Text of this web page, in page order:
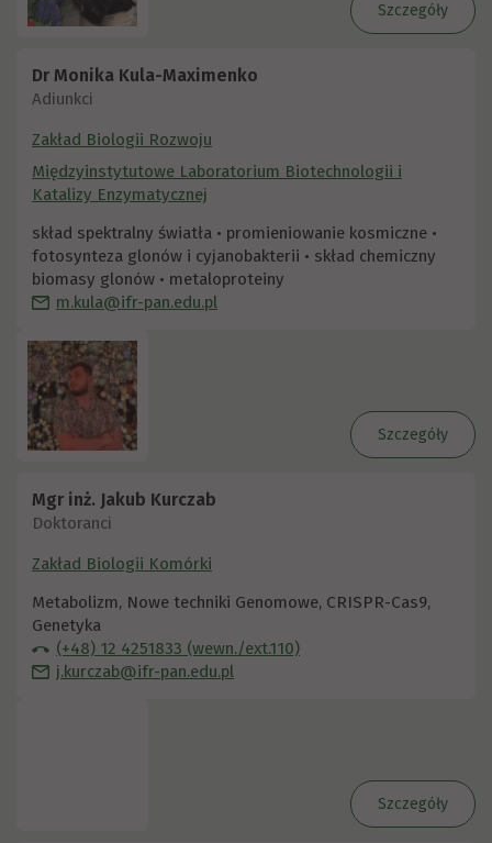
Dr Monika Kula-Maximenko
Adiunkci
Zakład Biologii Rozwoju
Międzyinstytutowe Laboratorium Biotechnologii i
Katalizy Enzymatycznej
skład spektralny światła • promieniowanie kosmiczne •
fotosynteza glonów i cyjanobakterii • skład chemiczny
biomasy glonów • metaloproteiny
Szczegóły
m.kula@ifr-pan.edu.pl
Mgr inż. Jakub Kurczab
Doktoranci
Zakład Biologii Komórki
Metabolizm, Nowe techniki Genomowe, CRISPR-Cas9,
Genetyka
Szczegóły
(+48) 12 4251833 (wewn./ext.110)
j.kurczab@ifr-pan.edu.pl
Szczegóły